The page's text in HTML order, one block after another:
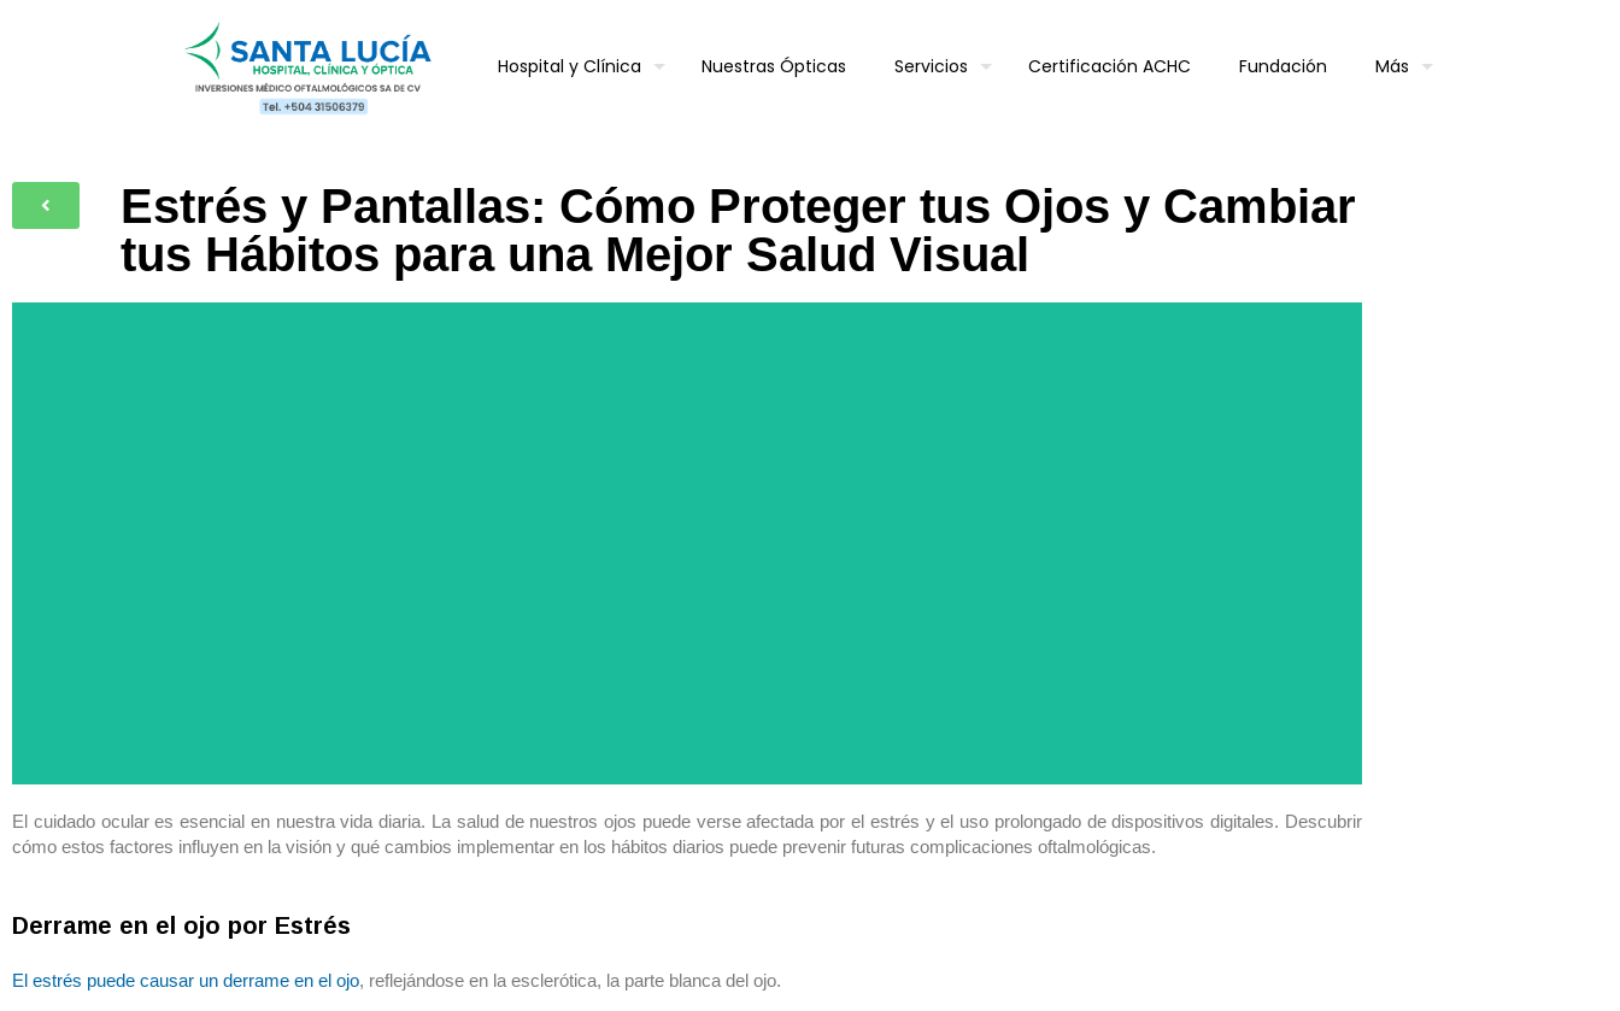
Hospital y Clínica Nuestras Ópticas Servicios Certificación ACHC Fundación Más
Estrés y Pantallas: Cómo Proteger tus Ojos y Cambiar
tus Hábitos para una Mejor Salud Visual
El cuidado ocular es esencial en nuestra vida diaria. La salud de nuestros ojos puede verse afectada por el estrés y el uso prolongado de dispositivos digitales. Descubrir
cómo estos factores influyen en la visión y qué cambios implementar en los hábitos diarios puede prevenir futuras complicaciones oftalmológicas.
Derrame en el ojo por Estrés
El estrés puede causar un derrame en el ojo, reflejándose en la esclerótica, la parte blanca del ojo.